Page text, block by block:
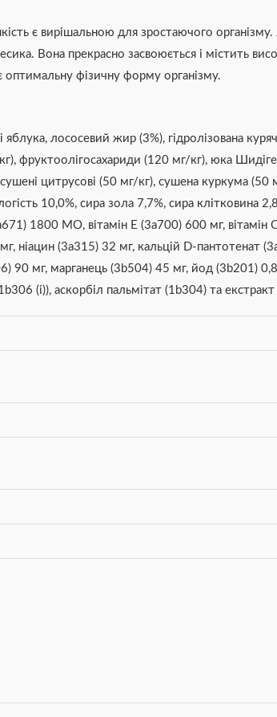
є вирішальною для зростаючого
Вона прекрасно засвоюється і містить
оптимальну фізичну форму організму.
лососевий жир (3%), гідролізована
фруктоолігосахариди (120 мг/кг), юка
цитрусові (50 мг/кг), сушена куркума (50
10,0%, сира зола 7,7%, сира клітковина
1800 МО, вітамін E (3a700) 600 мг,
ніацин (3a315) 32 мг, кальцій D-пантотенат
90 мг, марганець (3b504) 45 мг, йод (3b201)
(i)), аскорбіл пальмітат (1b304) та